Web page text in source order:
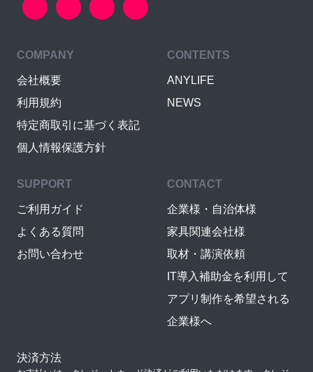
COMPANY
会社概要
利用規約
特定商取引に基づく表記
個人情報保護方針
CONTENTS
ANYLIFE
NEWS
SUPPORT
ご利用ガイド
よくある質問
お問い合わせ
CONTACT
企業様・自治体様
家具関連会社様
取材・講演依頼
IT導入補助金を利用して
アプリ制作を希望される
企業様へ
決済方法